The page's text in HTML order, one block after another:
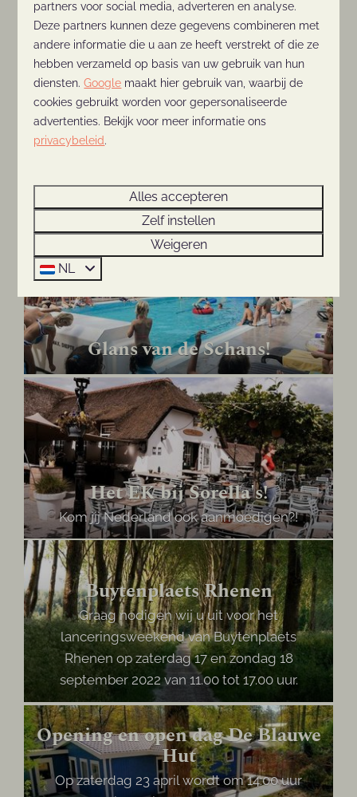
bij De Thijmse Berg!
Buytenplaets
Glans van de Schans!
Het EK bij Sorella's!
Kom jij Nederland ook aanmoedigen?!
Buytenplaets Rhenen
Graag nodigen wij u uit voor het
lanceringsweekend van Buytenplaets
Rhenen op zaterdag 17 en zondag 18
september 2022 van 11.00 tot 17.00 uur.
Opening en open dag De Blauwe
Hut
Op zaterdag 23 april wordt om 14:00 uur
partners voor social media, adverteren en analyse.
Deze partners kunnen deze gegevens combineren met
andere informatie die u aan ze heeft verstrekt of die ze
hebben verzameld op basis van uw gebruik van hun
diensten.Google maakt hier gebruik van, waarbij de
cookies gebruikt worden voor gepersonaliseerde
advertenties. Bekijk voor meer informatie ons
privacybeleid.
Alles accepteren
Zelf instellen
Weigeren
NL